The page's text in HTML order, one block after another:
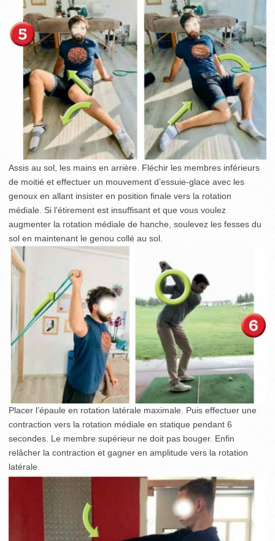
Assis au sol, les mains en arrière. Fléchir les membres inférieurs
de moitié et effectuer un mouvement d’essuie-glace avec les
genoux en allant insister en position finale vers la rotation
médiale. Si l’étirement est insuffisant et que vous voulez
augmenter la rotation médiale de hanche, soulevez les fesses du
sol en maintenant le genou collé au sol.
Placer l’épaule en rotation latérale maximale. Puis effectuer une
contraction vers la rotation médiale en statique pendant 6
secondes. Le membre supérieur ne doit pas bouger. Enfin
relâcher la contraction et gagner en amplitude vers la rotation
latérale.